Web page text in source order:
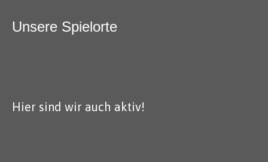
Unsere Spielorte
Hier sind wir auch aktiv!